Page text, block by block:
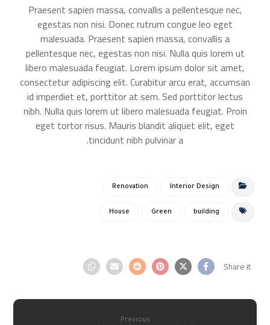
Praesent sapien massa, convallis a pellentesque nec,
egestas non nisi. Donec rutrum congue leo eget
malesuada. Praesent sapien massa, convallis a
pellentesque nec, egestas non nisi. Nulla quis lorem ut
libero malesuada feugiat. Lorem ipsum dolor sit amet,
consectetur adipiscing elit. Curabitur arcu erat, accumsan
id imperdiet et, porttitor at sem. Sed porttitor lectus
nibh. Nulla quis lorem ut libero malesuada feugiat. Proin
eget tortor risus. Mauris blandit aliquet elit, eget
tincidunt nibh pulvinar a.
Interior Design
Renovation
building
Green
House
Previous